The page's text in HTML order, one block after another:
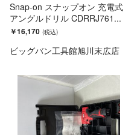
Snap-on スナップオン 充電式
アングルドリル CDRRJ761...
￥16,170
ビッグバン工具館旭川末広店